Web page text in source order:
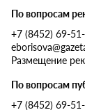
По вопросам
+7 (8452) 69-
Размещение
По вопросам
+7 (8452) 69-